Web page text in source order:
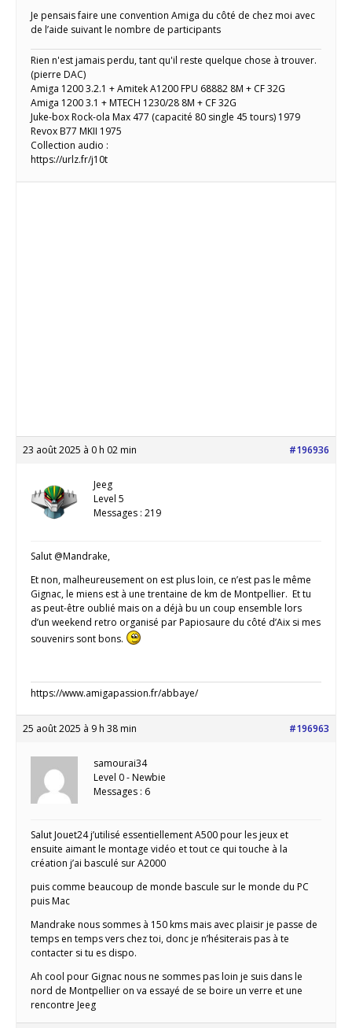
Je pensais faire une convention Amiga du côté de chez moi avec
de l’aide suivant le nombre de participants
Rien n'est jamais perdu, tant qu'il reste quelque chose à trouver.
(pierre DAC)
Amiga 1200 3.2.1 + Amitek A1200 FPU 68882 8M + CF 32G
Amiga 1200 3.1 + MTECH 1230/28 8M + CF 32G
Juke-box Rock-ola Max 477 (capacité 80 single 45 tours) 1979
Revox B77 MKII 1975
Collection audio :
https://urlz.fr/j10t
23 août 2025 à 0 h 02 min #196936
Jeeg
Level 5
Messages : 219
Salut @Mandrake,
Et non, malheureusement on est plus loin, ce n’est pas le même
Gignac, le miens est à une trentaine de km de Montpellier. Et tu
as peut-être oublié mais on a déjà bu un coup ensemble lors
d’un weekend retro organisé par Papiosaure du côté d’Aix si mes
souvenirs sont bons.
https://www.amigapassion.fr/abbaye/
25 août 2025 à 9 h 38 min #196963
samourai34
Level 0 - Newbie
Messages : 6
Salut Jouet24 j’utilisé essentiellement A500 pour les jeux et
ensuite aimant le montage vidéo et tout ce qui touche à la
création j’ai basculé sur A2000
puis comme beaucoup de monde bascule sur le monde du PC
puis Mac
Mandrake nous sommes à 150 kms mais avec plaisir je passe de
temps en temps vers chez toi, donc je n’hésiterais pas à te
contacter si tu es dispo.
Ah cool pour Gignac nous ne sommes pas loin je suis dans le
nord de Montpellier on va essayé de se boire un verre et une
rencontre Jeeg